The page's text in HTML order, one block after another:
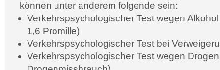
können unter anderem folgende sein:
Verkehrspsychologischer Test wegen
1,6 Promille)
Verkehrspsychologischer Test bei
Verkehrspsychologischer Test wegen